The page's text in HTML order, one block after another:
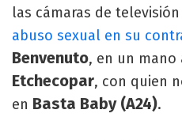
las cámaras de
abuso sexual en su
Benvenuto, en un mano
Etchecopar, con quien
en Basta Baby (A24).